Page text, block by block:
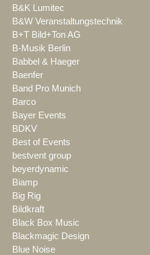
B&K Lumitec
B&W Veranstaltungstechnik
B+T Bild+Ton AG
B-Musik Berlin
Babbel & Haeger
Baenfer
Band Pro Munich
Barco
Bayer Events
BDKV
Best of Events
bestvent group
beyerdynamic
Biamp
Big Rig
Bildkraft
Black Box Music
Blackmagic Design
Blue Noise